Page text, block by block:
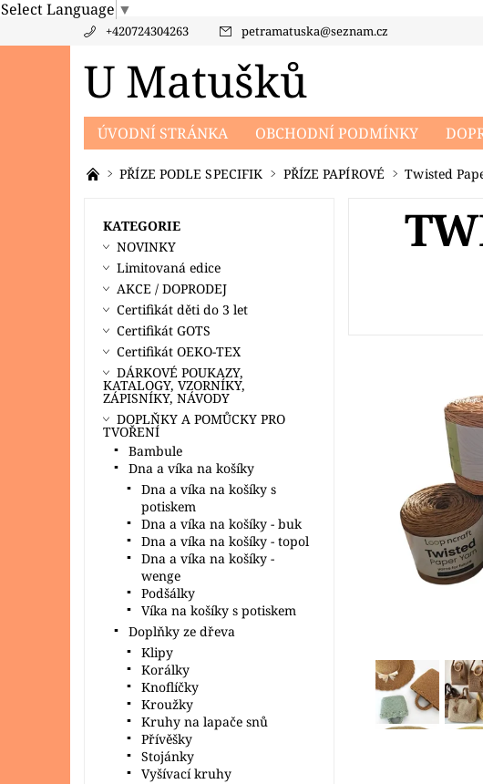
Select Language ▼
+420724304263 petramatuska@seznam.cz
U Matušků
ÚVODNÍ STRÁNKA OBCHODNÍ PODMÍNKY
PRODÁVANÉ ZNAČKY
KONTAKTY PODMÍNKY
PŘÍZE PODLE SPECIFIK PŘÍZE PAPÍROVÉ Twisted
KATEGORIE
NOVINKY
Limitovaná edice
AKCE / DOPRODEJ
Certifikát děti do 3 let
Certifikát GOTS
Certifikát OEKO-TEX
DÁRKOVÉ POUKAZY,
KATALOGY, VZORNÍKY,
ZÁPISNÍKY, NÁVODY
DOPLŇKY A POMŮCKY PRO
TVOŘENÍ
Bambule
Dna a víka na košíky
Dna a víka na košíky s
potiskem
Dna a víka na košíky - buk
Dna a víka na košíky - topol
Dna a víka na košíky -
wenge
Podšálky
Víka na košíky s potiskem
Doplňky ze dřeva
Klipy
Korálky
Knoflíčky
Kroužky
Kruhy na lapače snů
Přívěšky
Stojánky
Vyšívací kruhy